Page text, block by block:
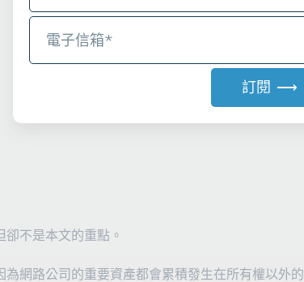
卻不是本文的重點。
網路公司的重要資產都會累積發生在所有權以外的
訂閱 ⟶
a
i